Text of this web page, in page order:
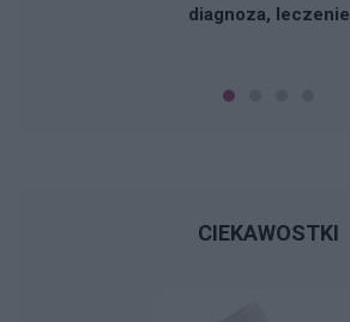
diagnoza, leczenie
CIEKAWOSTKI